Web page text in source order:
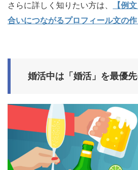
さらに詳しく知りたい方は、
【例
合いにつながるプロフィール文の
婚活中は「婚活」を最優